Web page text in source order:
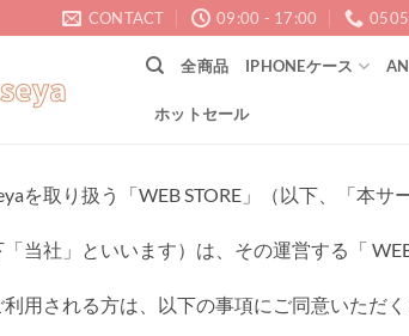
CONTACT 09:00 - 17:00
全商品 IPHONEケース
ホットセール
を取り扱う「WEB STORE」（以下、「本
当社」といいます）は、その運営する「
用される方は、以下の事項にご同意いただく